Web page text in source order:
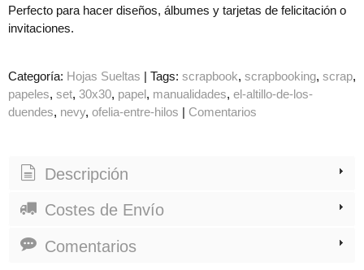
Perfecto para hacer diseños, álbumes y tarjetas de felicitación o
invitaciones.
Categoría: Hojas Sueltas | Tags: scrapbook scrapbooking scrap
papeles set 30x30 papel manualidades el-altillo-de-los-
duendes nevy ofelia-entre-hilos | Comentarios
Descripción
Costes de Envío
Comentarios